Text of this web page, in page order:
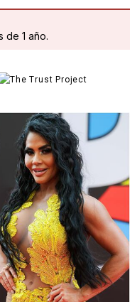
de 1 año.